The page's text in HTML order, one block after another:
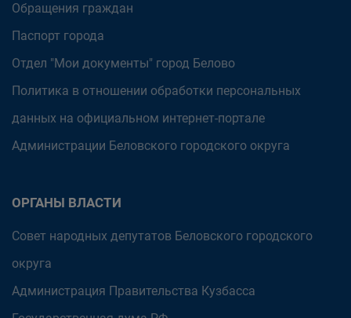
Обращения граждан
Паспорт города
Отдел "Мои документы" город Белово
Политика в отношении обработки персональных
данных на официальном интернет-портале
Администрации Беловского городского округа
ОРГАНЫ ВЛАСТИ
Совет народных депутатов Беловского городского
округа
Администрация Правительства Кузбасса